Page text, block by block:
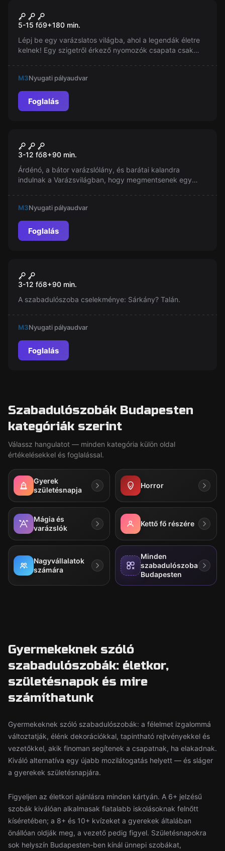
Új
Sziget
5-15 fő9+180 min.
Lépj be egy varázslatos világba, ahol a legendák életre
kelnek! Egy szigetről érkező nyomozók csapata csak
izgalmas kültéri kalandjátékban?
M3Nyugati pályaudvar
Foglalás
Új
Szabadítás A Varázsvilágból
3-12 fő8+90 min.
Árdénó, a bátor varázslólány, és barátai kalandra
indulnak a Varázsvilágban, hogy megmentsenek egy
kihívásban.
M3Nyugati pályaudvar
Foglalás
Új
Sárkánytalány
Szabadulószoba Budapest
3-12 fő8+90 min.
A szabadulószoba cselekménye: Sárkány? Talán.
M3Nyugati pályaudvar
Foglalás
Szabadulószobák Budapesten
kategóriák szerint
Válassz hangulatot — minden kategória külön oldal
értékelésekkel és foglalással.
Gyerek
születésnapja
Horror
Mágia és
varázslók
Kettő fő részére
Nagyvállalatok
számára
Minden
szabadulószoba
Budapesten
Gyermekeknek szóló
szabadulószobák: életkor,
születésnapok és mire
számíthatunk
Gyermekeknek szóló szabadulószobák: a félelmet izgalommá
változtatják, élénk dekorációkkal, tapintható rejtvényekkel és
vezetőkkel, akik finoman segítenek a csapatnak, ha elakadnak.
Kiváló alternatíva egy újabb mozilátogatás helyett — és sláger
a gyerekek születésnapjára.
Figyeljen az életkori ajánlásra minden kártyán. A 6+ jelzésű
szobák kiválóan alkalmasak fiatalabb iskolásoknak felnőtt
kíséretében; a 8+ és 10+ kvízeket a gyerekek általában
önállóan oldják meg, a vezető pedig figyel. Születésnapokra
sok helyszín Budapesten-ben kínál ünnepi szobákat,